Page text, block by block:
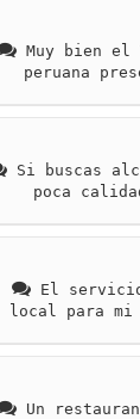
Muy bien el
peruana
Si buscas
poca
El servicio
local para mi
Un